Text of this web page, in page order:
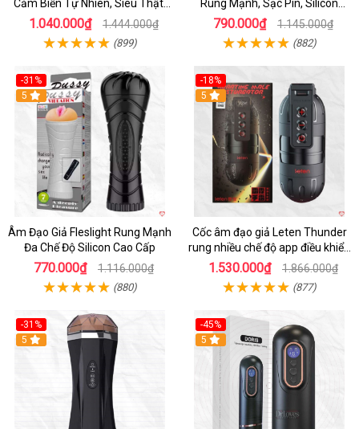
Cảm Biến Tự Nhiên, Siêu Thật,
Sướng
1.040.000₫ 1.444.000₫
(899)
Rung Mạnh, Sạc Pin, Silicon
Mềm
790.000₫ 1.145.000₫
(882)
-31%
5
Âm Đạo Giả Fleslight Rung Mạnh
Đa Chế Độ Silicon Cao Cấp
770.000₫ 1.116.000₫
(880)
-18%
5
Cốc âm đạo giả Leten Thunder
rung nhiều chế độ app điều khiển
tiện lợi
1.530.000₫ 1.866.000₫
(877)
-31%
5
-45%
Hot
5